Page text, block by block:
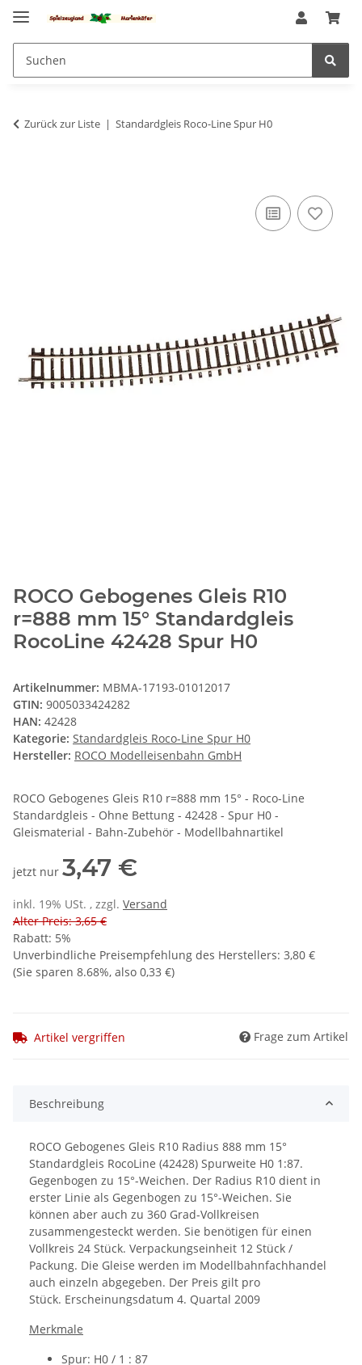
Zurück zur Liste Standardgleis Roco-Line Spur H0
ROCO Gebogenes Gleis R10
r=888 mm 15° Standardgleis
RocoLine 42428 Spur H0
Artikelnummer: MBMA-17193-01012017
GTIN: 9005033424282
HAN: 42428
Kategorie: Standardgleis Roco-Line Spur H0
Hersteller: ROCO Modelleisenbahn GmbH
ROCO Gebogenes Gleis R10 r=888 mm 15° - Roco-Line
Standardgleis - Ohne Bettung - 42428 - Spur H0 -
Gleismaterial - Bahn-Zubehör - Modellbahnartikel
jetzt nur 3,47 €
inkl. 19% USt. , zzgl. Versand
Alter Preis: 3,65 €
Rabatt: 5%
Unverbindliche Preisempfehlung des Herstellers: 3,80 €
(Sie sparen 8.68%, also 0,33 €)
Artikel vergriffen Frage zum Artikel
Beschreibung
ROCO Gebogenes Gleis R10 Radius 888 mm 15°
Standardgleis RocoLine (42428) Spurweite H0 1:87.
Gegenbogen zu 15°-Weichen. Der Radius R10 dient in
erster Linie als Gegenbogen zu 15°-Weichen. Sie
können aber auch zu 360 Grad-Vollkreisen
zusammengesteckt werden. Sie benötigen für einen
Vollkreis 24 Stück. Verpackungseinheit 12 Stück /
Packung. Die Gleise werden im Modellbahnfachhandel
auch einzeln abgegeben. Der Preis gilt pro
Stück. Erscheinungsdatum 4. Quartal 2009
Merkmale
Spur: H0 / 1 : 87